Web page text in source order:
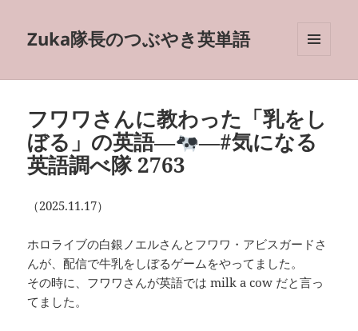
Zuka隊長のつぶやき英単語
ーとウ
フワワさんに教わった「乳をし
ぼる」の英語―
―#気になる
英語調べ隊 2763
（2025.11.17）
ホロライブの白銀ノエルさんとフワワ・アビスガードさ
んが、配信で牛乳をしぼるゲームをやってました。
その時に、フワワさんが英語では milk a cow だと言っ
てました。